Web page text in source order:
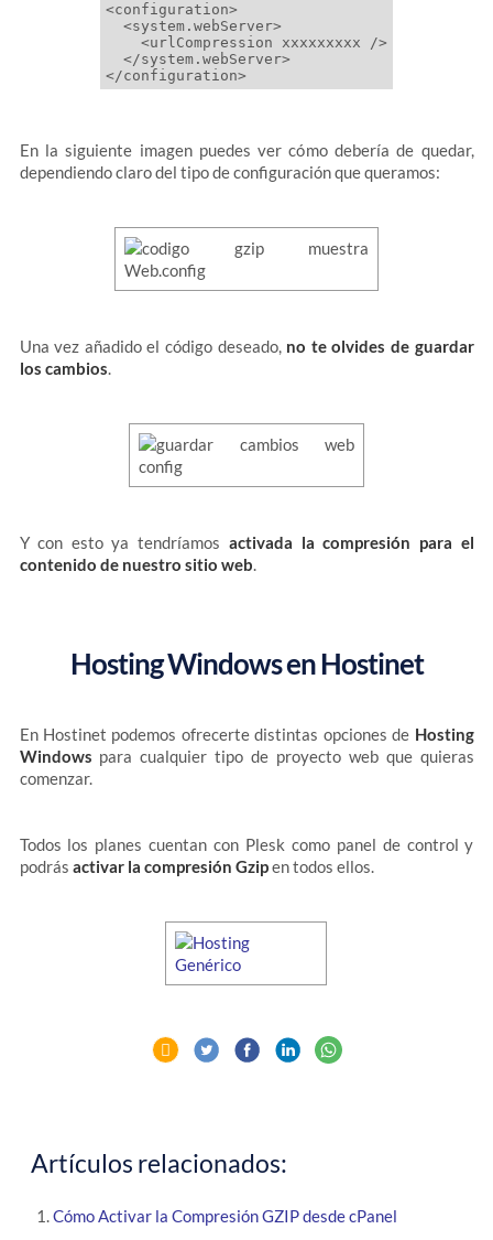
<configuration>
<system.webServer>
<urlCompression xxxxxxxxx />
</system.webServer>
En la siguiente imagen puedes ver cómo debería de quedar,
dependiendo claro del tipo de configuración que queramos:
Una vez añadido el código deseado, no te olvides de guardar
los cambios.
Y con esto ya tendríamos activada la compresión para el
contenido de nuestro sitio web.
Hosting Windows en Hostinet
En Hostinet podemos ofrecerte distintas opciones de Hosting
Windows para cualquier tipo de proyecto web que quieras
comenzar.
Todos los planes cuentan con Plesk como panel de control y
podrás activar la compresión Gzipen todos ellos.
Artículos relacionados:
Cómo Activar la Compresión GZIP desde cPanel